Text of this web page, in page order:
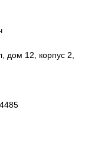
дом 12, корпус 2,